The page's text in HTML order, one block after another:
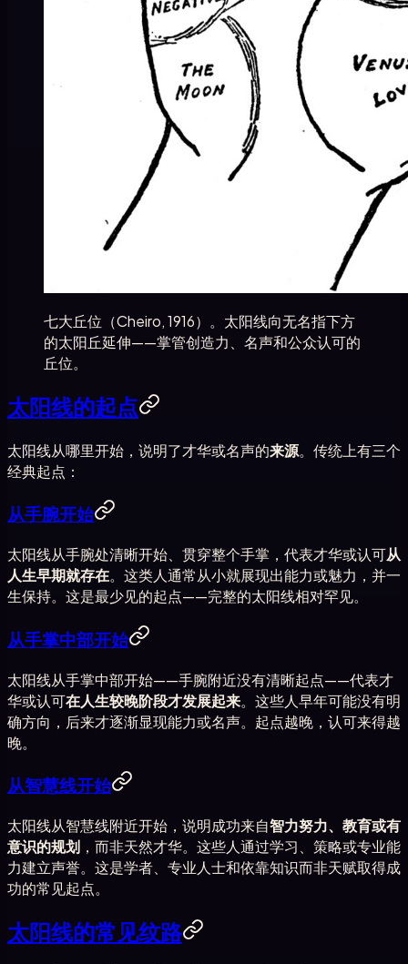
七大丘位（Cheiro, 1916）。太阳线向无名指下方
的太阳丘延伸——掌管创造力、名声和公众认可的
丘位。
太阳线的起点
太阳线从哪里开始，说明了才华或名声的来源。传统上有三个
经典起点：
从手腕开始
太阳线从手腕处清晰开始、贯穿整个手掌，代表才华或认可从
人生早期就存在。这类人通常从小就展现出能力或魅力，并一
生保持。这是最少见的起点——完整的太阳线相对罕见。
从手掌中部开始
太阳线从手掌中部开始——手腕附近没有清晰起点——代表才
华或认可在人生较晚阶段才发展起来。这些人早年可能没有明
确方向，后来才逐渐显现能力或名声。起点越晚，认可来得越
晚。
从智慧线开始
太阳线从智慧线附近开始，说明成功来自智力努力、教育或有
意识的规划 ，而非天然才华。这些人通过学习、策略或专业能
力建立声誉。这是学者、专业人士和依靠知识而非天赋取得成
功的常见起点。
太阳线的常见纹路